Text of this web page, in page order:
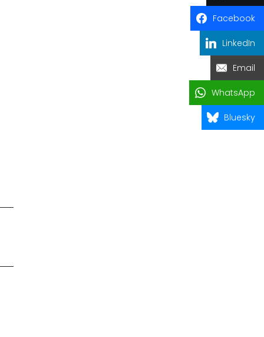
Facebook
LinkedIn
Email
WhatsApp
Bluesky